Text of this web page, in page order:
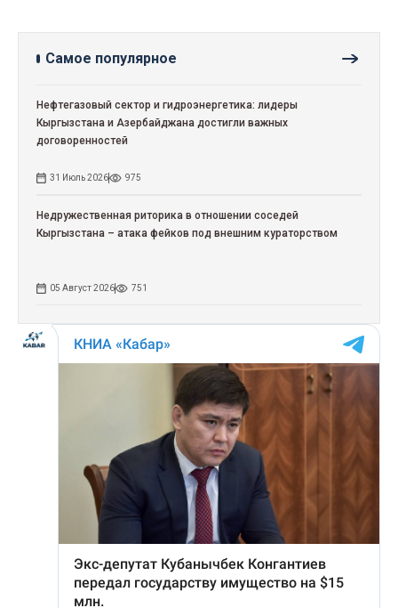
Самое популярное
Нефтегазовый сектор и гидроэнергетика: лидеры
Кыргызстана и Азербайджана достигли важных
договоренностей
31 Июль 2026 975
Недружественная риторика в отношении соседей
Кыргызстана – атака фейков под внешним кураторством
05 Август 2026 751